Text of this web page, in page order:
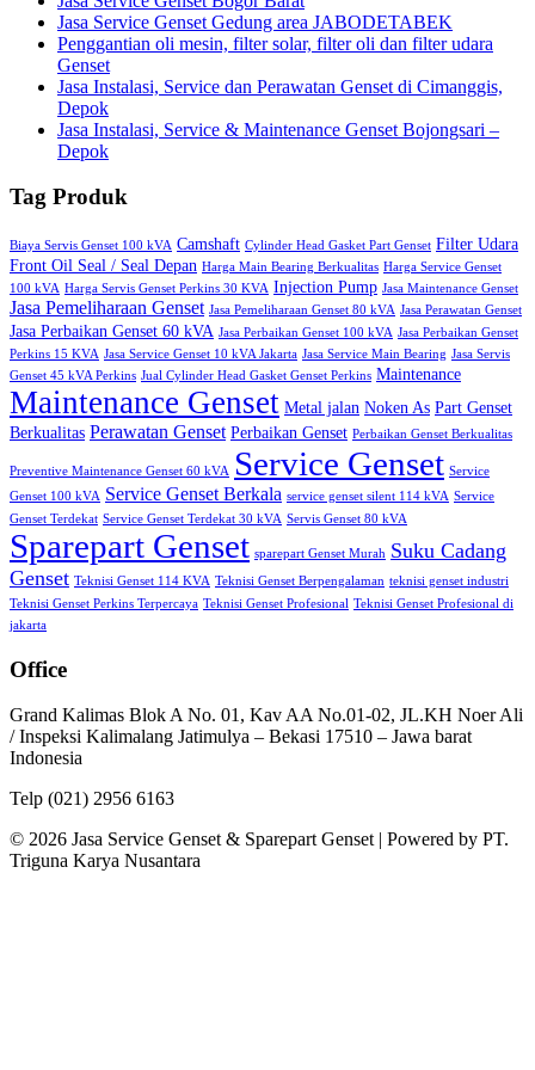
Jasa Service Genset Gedung area JABODETABEK
Penggantian oli mesin, filter solar, filter oli dan filter udara
Genset
Jasa Instalasi, Service dan Perawatan Genset di Cimanggis,
Depok
Jasa Instalasi, Service & Maintenance Genset Bojongsari –
Depok
Tag Produk
Biaya Servis Genset 100 kVA Camshaft Cylinder Head Gasket Part Genset Filter Udara
Front Oil Seal / Seal Depan Harga Main Bearing Berkualitas Harga Service Genset
100 kVA Harga Servis Genset Perkins 30 KVA Injection Pump Jasa Maintenance Genset
Jasa Pemeliharaan Genset Jasa Pemeliharaan Genset 80 kVA Jasa Perawatan Genset
Jasa Perbaikan Genset 60 kVA Jasa Perbaikan Genset 100 kVA Jasa Perbaikan Genset
Perkins 15 KVA Jasa Service Genset 10 kVA Jakarta Jasa Service Main Bearing Jasa Servis
Genset 45 kVA Perkins Jual Cylinder Head Gasket Genset Perkins Maintenance
Maintenance Genset Metal jalan Noken As Part Genset
Berkualitas Perawatan Genset Perbaikan Genset Perbaikan Genset Berkualitas
Preventive Maintenance Genset 60 kVA Service Genset Service
Genset 100 kVA Service Genset Berkala service genset silent 114 kVA Service
Genset Terdekat Service Genset Terdekat 30 kVA Servis Genset 80 kVA
Sparepart Genset sparepart Genset Murah Suku Cadang
Genset Teknisi Genset 114 KVA Teknisi Genset Berpengalaman teknisi genset industri
Teknisi Genset Perkins Terpercaya Teknisi Genset Profesional Teknisi Genset Profesional di
jakarta
Office
Grand Kalimas Blok A No. 01, Kav AA No.01-02, JL.KH Noer Ali
/ Inspeksi Kalimalang Jatimulya – Bekasi 17510 – Jawa barat
Indonesia
Telp (021) 2956 6163
© 2026 Jasa Service Genset & Sparepart Genset | Powered by PT.
Triguna Karya Nusantara